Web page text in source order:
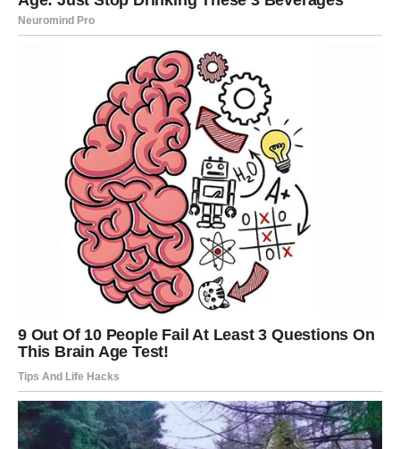
Pravda za vas dolazi kroz iskrenost prema sebi.
RAK – EMOTIVNA PRAVDA
Rakovi su u proteklom periodu mnogo davali. Sada dolazi
faza vraćanja balansa.
Ako ste patili zbog nekoga ko vas nije cenio – ta osoba
sada oseća posledice svojih postupaka.
U ljubavi – moguće je izvinjenje, priznanje ili povratak
nekoga ko je shvatio vašu vrednost.
sigurnost.
Pravda za vas dolazi kroz srce – ali i kroz karmički obrt.